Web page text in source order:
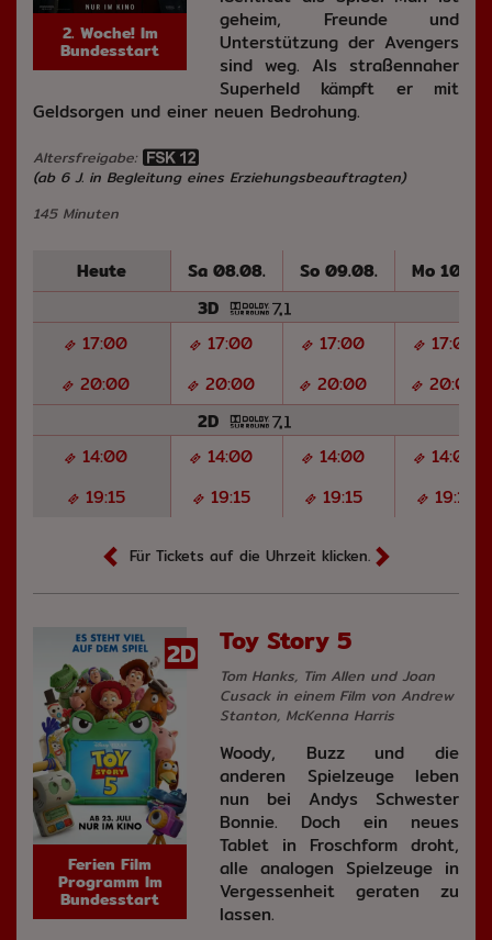
2. Woche! Im
Bundesstart
geheim, Freunde und
Unterstützung der Avengers
sind weg. Als straßennaher
Superheld kämpft er mit
Geldsorgen und einer neuen Bedrohung.
Altersfreigabe:
(ab 6 J. in Begleitung eines Erziehungsbeauftragten)
145 Minuten
Heute Sa 08.08. So 09.08. Mo 10.08.
17:00 17:00 17:00
17:00
20:00
20:00 20:00 20:00
14:00 14:00 14:00
14:00
19:15
19:15 19:15 19:15
3D
2D
Für Tickets auf die Uhrzeit klicken.
2D
Ferien Film
Programm Im
Bundesstart
Toy Story 5
Tom Hanks, Tim Allen und Joan
Cusack in einem Film von Andrew
Stanton, McKenna Harris
Woody, Buzz und die
anderen Spielzeuge leben
nun bei Andys Schwester
Bonnie. Doch ein neues
Tablet in Froschform droht,
alle analogen Spielzeuge in
Vergessenheit geraten zu
lassen.